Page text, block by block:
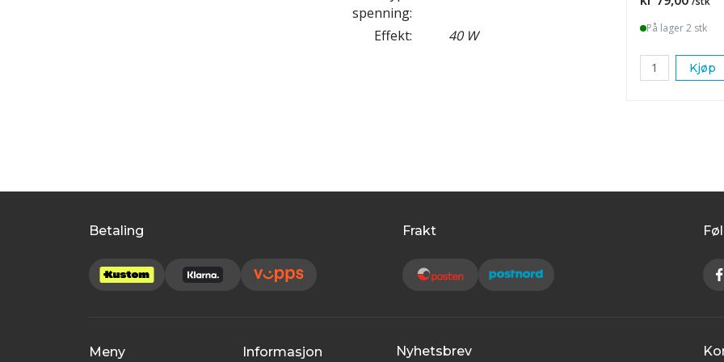
spenning:
Effekt: 40 W
På lager 2 stk
Kjøp
Betaling Frakt
Meny Informasjon Nyhetsbrev